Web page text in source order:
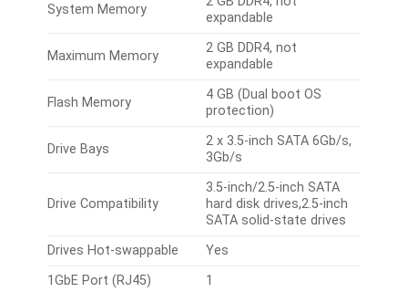
System Memory
expandable
Maximum Memory
2 GB DDR4, not
expandable
Flash Memory
4 GB (Dual boot OS
protection)
Drive Bays
2 x 3.5-inch SATA 6Gb/s,
3Gb/s
Drive Compatibility
3.5-inch/2.5-inch SATA
hard disk drives,2.5-inch
SATA solid-state drives
Drives Hot-swappable
Yes
1GbE Port (RJ45)
1